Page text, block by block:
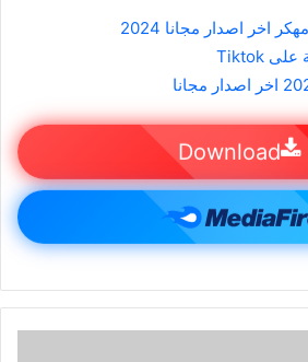
Download